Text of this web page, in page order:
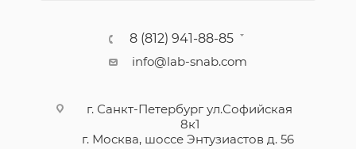
8 (812) 941-88-85
info@lab-snab.com
г. Санкт-Петербург ул.Софийская
8к1
г. Москва, шоссе Энтузиастов д. 56